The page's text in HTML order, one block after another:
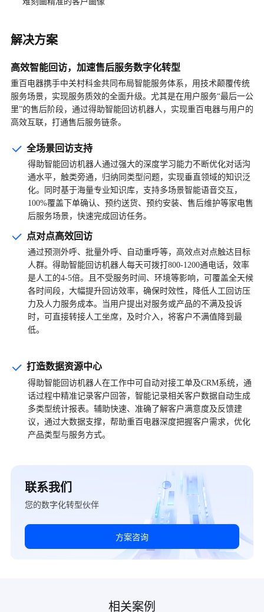
解决方案
高效智能回访，加速售后服务数字化转型
重百电器携手中关村科金共同布局智能服务体系，用技术颠覆传统
服务场景，实现服务质效的全面升级。尤其是在用户服务“最后一公
里”的售后阶段，通过得助智能回访机器人，实现重百电器与用户的
高效互联，打通售后服务链条。
全场景回访支持
得助智能回访机器人通过强大的深度学习能力不断优化对话沟
通水平，触类旁通，归纳同类型问题，实现垂直领域的知识泛
化。同时基于海量专业知识库，支持多场景智能语音交互，
100%覆盖下单确认、预约送货、预约安装、售后维护等家电售
后服务场景，快速完成回访任务。
点对点高效回访
通过预测外呼、批量外呼、自动重呼等，高效点对点触达目标
人群。得助智能回访机器人每天可拨打800-1200通电话，效率
是人工的4-5倍。且不受服务时间、环境等影响，可覆盖全天候
各时间段，大幅提升回访效率，确保时效性，降低人工回访压
力及人力服务成本。当用户提出对服务或产品的不满及投诉
时，可直接转接人工坐席，及时介入，将客户不满值降到最
低。
打造数据资源中心
得助智能回访机器人在工作中可自动对接工单及CRM系统，通
话过程中精准记录客户回答，智能记录相关客户数据自动生成
多类型统计报表。辅助快速、准确了解客户满意度及反馈建
议，通过大数据支撑，帮助重百电器深度把握客户需求，优化
产品类型与服务方式。
联系我们
您的数字化转型伙伴
方案咨询
相关案例